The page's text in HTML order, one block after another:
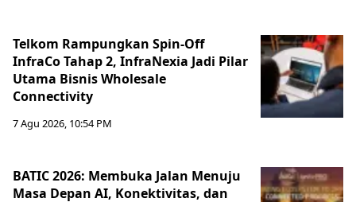
Telkom Rampungkan Spin-Off
InfraCo Tahap 2, InfraNexia Jadi Pilar
Utama Bisnis Wholesale
Connectivity
7 Agu 2026, 10:54 PM
BATIC 2026: Membuka Jalan Menuju
Masa Depan AI, Konektivitas, dan